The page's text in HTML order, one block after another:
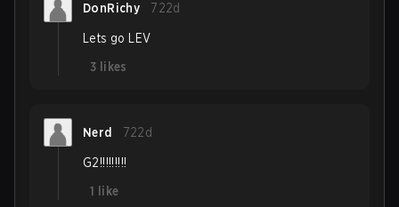
DonRichy 722d
Lets go LEV
3 likes
Nerd 722d
G2!!!!!!!!!
1
like